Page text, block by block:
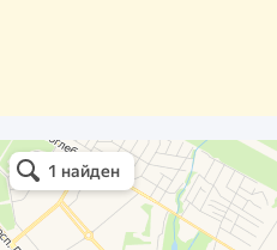
Олди Строй
Фасады и фасадные системы в Обнинске
Оргстекло, поликарбонат в Обнинске